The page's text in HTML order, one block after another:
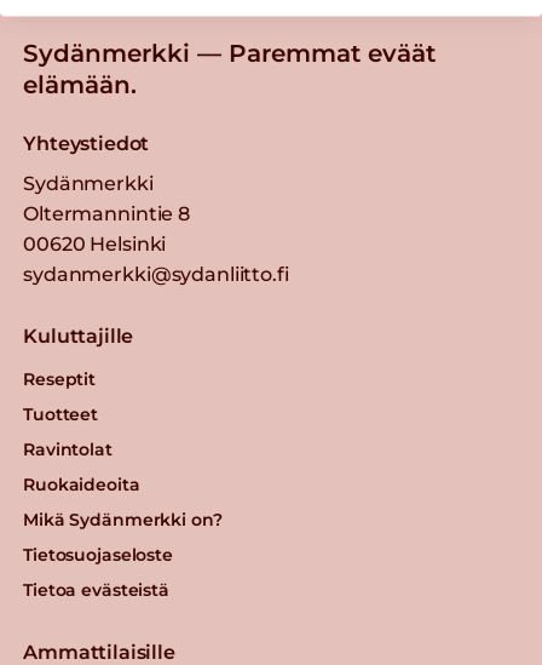
Sydänmerkki — Paremmat eväät
elämään.
Yhteystiedot
Sydänmerkki
Oltermannintie 8
00620 Helsinki
sydanmerkki@sydanliitto.fi
Kuluttajille
Reseptit
Tuotteet
Ravintolat
Ruokaideoita
Mikä Sydänmerkki on?
Tietosuojaseloste
Tietoa evästeistä
Ammattilaisille